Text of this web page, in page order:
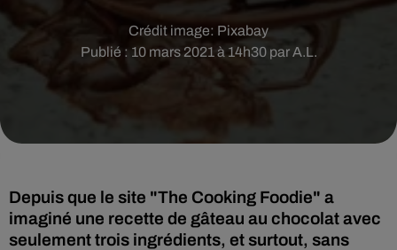
Publié : 10 mars 2021 à 14h30 par A.L.
Crédit image: Pixabay
Depuis que le site "The Cooking Foodie" a
imaginé une recette de gâteau au chocolat avec
seulement trois ingrédients, et surtout, sans